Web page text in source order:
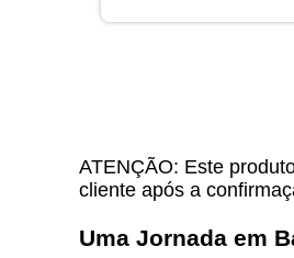
ATENÇÃO: Este
cliente após a
Uma Jornada em